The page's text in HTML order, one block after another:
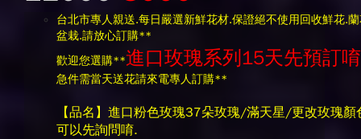
台北市專人親送.每日嚴選新鮮花材.保證絕不使用回收鮮花.
盆栽.請放心訂購**
歡迎您選購**進口玫瑰系列15天先預訂唷
急件需當天送花請來電專人訂購**
【品名】進口粉色玫瑰37朵玫瑰/滿天星/更改玫瑰顏
可以先詢問唷.